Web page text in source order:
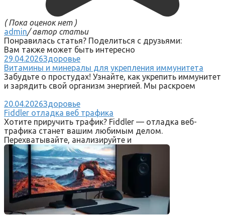
( Пока оценок нет )
admin/ автор статьи
Понравилась статья? Поделиться с друзьями:
Вам также может быть интересно
29.04.2026Здоровье
Витамины и минералы для укрепления иммунитета
Забудьте о простудах! Узнайте, как укрепить иммунитет
и зарядить свой организм энергией. Мы раскроем
20.04.2026Здоровье
Fiddler отладка веб трафика
Хотите приручить трафик? Fiddler — отладка веб-
трафика станет вашим любимым делом.
Перехватывайте, анализируйте и